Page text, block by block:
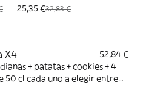
gusto
25,35 €32,83 €
X4
52,84 €
+ patatas + cookies + 4
50 cl cada uno a elegir entre